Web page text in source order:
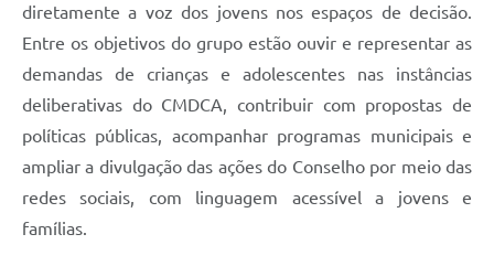
Plano de Contratações Anuais
diretamente a voz dos jovens nos espaços de decisão.
Entre os objetivos do grupo estão ouvir e representar as
demandas de crianças e adolescentes nas instâncias
deliberativas do CMDCA, contribuir com propostas de
políticas públicas, acompanhar programas municipais e
ampliar a divulgação das ações do Conselho por meio das
redes sociais, com linguagem acessível a jovens e
famílias.